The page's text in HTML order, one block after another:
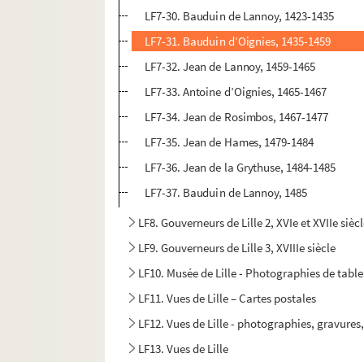
LF7-30. Bauduin de Lannoy, 1423-1435
LF7-31. Bauduin d’Oignies, 1435-1459
LF7-32. Jean de Lannoy, 1459-1465
LF7-33. Antoine d’Oignies, 1465-1467
LF7-34. Jean de Rosimbos, 1467-1477
LF7-35. Jean de Hames, 1479-1484
LF7-36. Jean de la Grythuse, 1484-1485
LF7-37. Bauduin de Lannoy, 1485
LF8. Gouverneurs de Lille 2, XVIe et XVIIe
LF9. Gouverneurs de Lille 3, XVIIIe siècle
LF10. Musée de Lille - Photographies de
LF11. Vues de Lille – Cartes postales
LF12. Vues de Lille - photographies,
LF13. Vues de Lille